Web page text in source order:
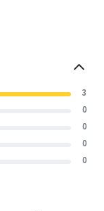
3
0
0
0
0